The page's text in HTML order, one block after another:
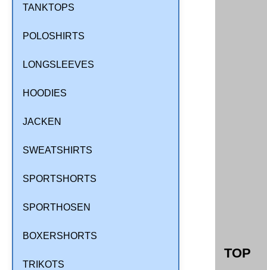
TANKTOPS
POLOSHIRTS
LONGSLEEVES
HOODIES
JACKEN
SWEATSHIRTS
SPORTSHORTS
SPORTHOSEN
BOXERSHORTS
TRIKOTS
TOP